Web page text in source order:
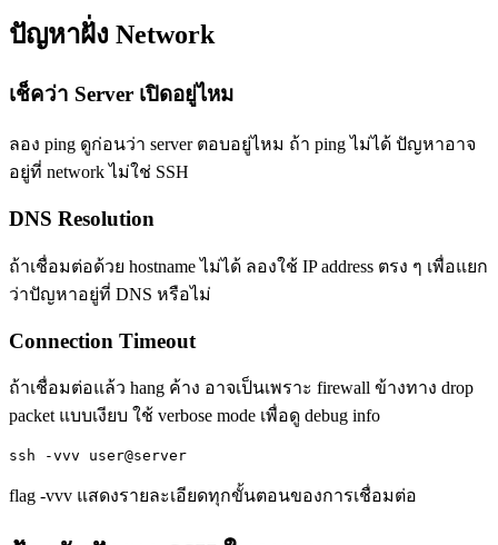
ปัญหาฝั่ง Network
เช็คว่า Server เปิดอยู่ไหม
ลอง ping ดูก่อนว่า server ตอบอยู่ไหม ถ้า ping ไม่ได้ ปัญหาอาจ
อยู่ที่ network ไม่ใช่ SSH
DNS Resolution
ถ้าเชื่อมต่อด้วย hostname ไม่ได้ ลองใช้ IP address ตรง ๆ เพื่อแยก
ว่าปัญหาอยู่ที่ DNS หรือไม่
Connection Timeout
ถ้าเชื่อมต่อแล้ว hang ค้าง อาจเป็นเพราะ firewall ข้างทาง drop
packet แบบเงียบ ใช้ verbose mode เพื่อดู debug info
ssh -vvv user@server
flag -vvv แสดงรายละเอียดทุกขั้นตอนของการเชื่อมต่อ